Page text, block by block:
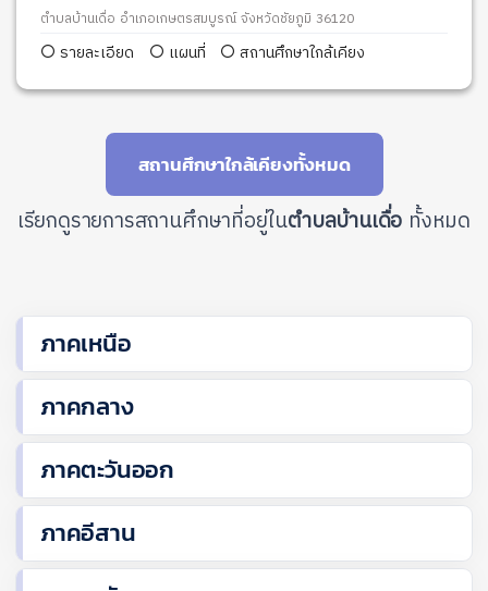
ตำบลบ้านเดื่อ อำเภอเกษตรสมบูรณ์ จังหวัดชัยภูมิ 36120
รายละเอียด แผนที่ สถานศึกษาใกล้เคียง
สถานศึกษาใกล้เคียงทั้งหมด
เรียกดูรายการสถานศึกษาที่อยู่ในตำบลบ้านเดื่อ ทั้งหมด
ภาคเหนือ
ภาคกลาง
ภาคตะวันออก
ภาคอีสาน